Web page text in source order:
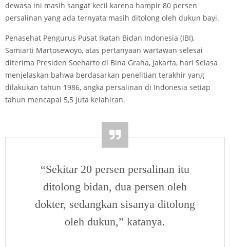
dewasa ini masih sangat kecil karena hampir 80 persen
persalinan yang ada ternyata masih ditolong oleh dukun bayi.
Penasehat Pengurus Pusat Ikatan Bidan Indonesia (IBI),
Samiarti Martosewoyo, atas pertanyaan wartawan selesai
diterima Presiden Soeharto di Bina Graha, Jakarta, hari Selasa
menjelaskan bahwa berdasarkan penelitian terakhir yang
dilakukan tahun 1986, angka persalinan di Indonesia setiap
tahun mencapai 5,5 juta kelahiran.
“Sekitar 20 persen persalinan itu
ditolong bidan, dua persen oleh
dokter, sedangkan sisanya ditolong
oleh dukun,” katanya.